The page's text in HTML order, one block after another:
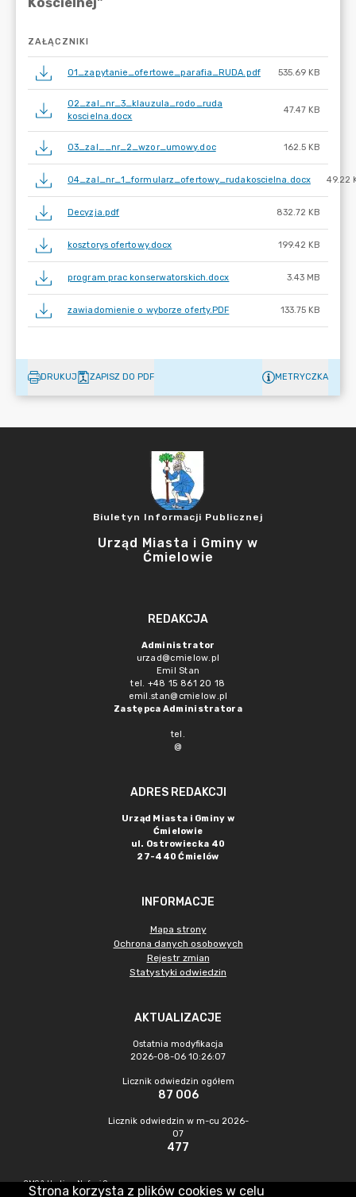
ZAŁĄCZNIKI
01_zapytanie_ofertowe_parafia_RUDA.pdf 535.69 KB
02_zal_nr_3_klauzula_rodo_ruda
koscielna.docx
47.47 KB
03_zal__nr_2_wzor_umowy.doc 162.5 KB
04_zal_nr_1_formularz_ofertowy_rudakoscielna.docx 49.22
Decyzja.pdf 832.72 KB
kosztorys ofertowy.docx 199.42 KB
program prac konserwatorskich.docx 3.43 MB
zawiadomienie o wyborze oferty.PDF 133.75 KB
DRUKUJ ZAPISZ DO PDF METRYCZKA
Biuletyn Informacji Publicznej
Urząd Miasta i Gminy w
Ćmielowie
REDAKCJA
Administrator
urzad@cmielow.pl
Emil Stan
tel. +48 15 861 20 18
emil.stan@cmielow.pl
Zastępca Administratora
tel.
@
ADRES REDAKCJI
Urząd Miasta i Gminy w
Ćmielowie
ul. Ostrowiecka 40
27-440 Ćmielów
INFORMACJE
Mapa strony
Ochrona danych osobowych
Rejestr zmian
Statystyki odwiedzin
AKTUALIZACJE
Ostatnia modyfikacja
2026-08-06 10:26:07
Licznik odwiedzin ogółem
87 006
Licznik odwiedzin w m-cu 2026-
07
477
CMS & Hosting: Nefeni Sp. z o.o.
Strona korzysta z plików cookies w celu